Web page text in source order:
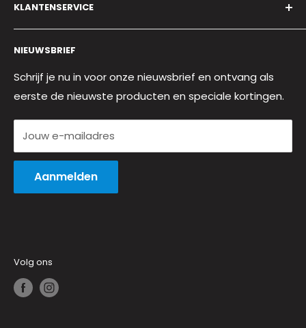
Telefoon: 035 - 697 55 50
Adres:Huizerweg 14, 1402 AA, Bussum
(Geen bezoekadres, alleen correspondentieadres)
KLANTENSERVICE
Klantenservice
Contact
Over ons
Mijn account
Algemene voorwaarden
Privacy verklaring
NIEUWSBRIEF
Schrijf je nu in voor onze nieuwsbrief en ontvang als
eerste de nieuwste producten en speciale kortingen.
Jouw e-mailadres
Aanmelden
Volg ons